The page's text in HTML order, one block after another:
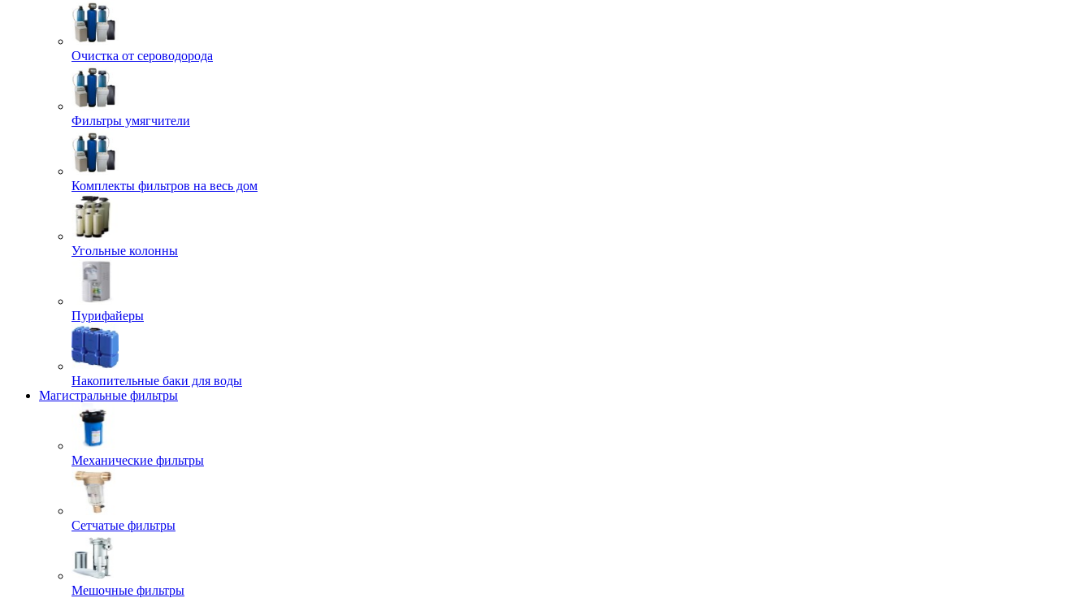
Очистка от сероводорода
Фильтры умягчители
Комплекты фильтров на весь дом
Угольные колонны
Пурифайеры
Накопительные баки для воды
Магистральные фильтры
Механические фильтры
Сетчатые фильтры
Мешочные фильтры